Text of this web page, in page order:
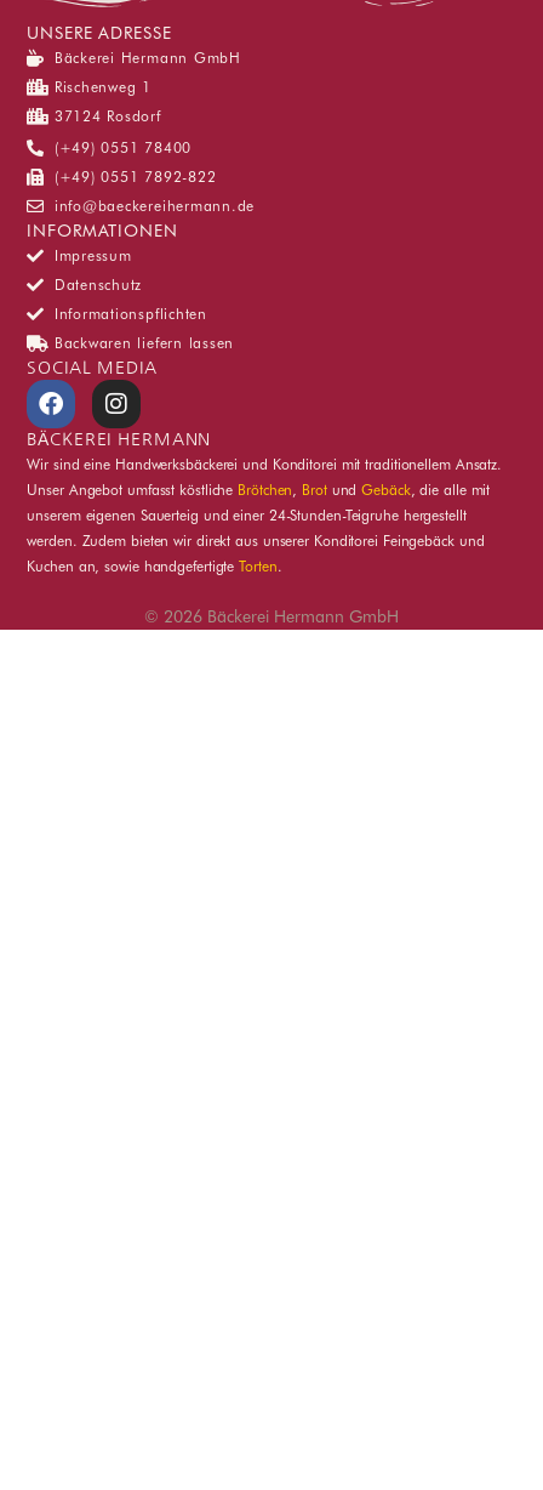
UNSERE ADRESSE
Bäckerei Hermann GmbH
Rischenweg 1
37124 Rosdorf
(+49) 0551 78400
(+49) 0551 7892-822
info@baeckereihermann.de
INFORMATIONEN
Impressum
Datenschutz
Informationspflichten
Backwaren liefern lassen
SOCIAL MEDIA
F
a
c
e
b
o
o
k
I
n
s
t
a
g
r
a
BÄCKEREI HERMANN
Wir sind eine Handwerksbäckerei und Konditorei mit traditionellem Ansatz.
Unser Angebot umfasst köstliche Brötchen, BrotundGebäck, die alle mit
unserem eigenen Sauerteig und einer 24-Stunden-Teigruhe hergestellt
werden. Zudem bieten wir direkt aus unserer Konditorei Feingebäck und
Kuchen an, sowie handgefertigteTorten.
© 2026 Bäckerei Hermann GmbH